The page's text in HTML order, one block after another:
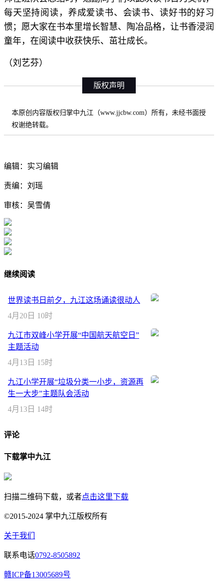
每天坚持阅读，养成爱读书、会读书、读好书的好习
惯；愿大家在书本里增长智慧、陶冶品格，让书香浸润
童年，在阅读中收获快乐、茁壮成长。
（刘艺芬）
版权声明
本原创内容版权归掌中九江（www.jjcbw.com）所有，未经书面授
权谢绝转载。
编辑：实习编辑
责编：刘瑶
审核：吴雪倩
继续阅读
世界读书日前夕，九江这场诵读很动人
4月20日 10时
九江市双峰小学开展“中国航天航空日”
主题活动
4月13日 15时
九江小学开展“垃圾分类一小步，资源再
生一大步”主题队会活动
4月13日 14时
评论
下载掌中九江
扫描二维码下载，或者点击这里下载
©2015-2024 掌中九江版权所有
关于我们
联系电话0792-8505892
赣ICP备13005689号